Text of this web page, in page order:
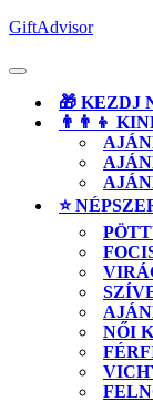
Skip
content
GiftAdvisor
Open
🎁 KEZDJ
👨‍👨‍👦
⭐
NŐI